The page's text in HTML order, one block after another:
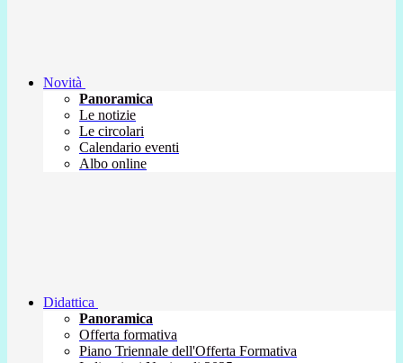
Novità
Panoramica
Le notizie
Le circolari
Calendario eventi
Albo online
Didattica
Panoramica
Offerta formativa
Piano Triennale dell'Offerta Formativa